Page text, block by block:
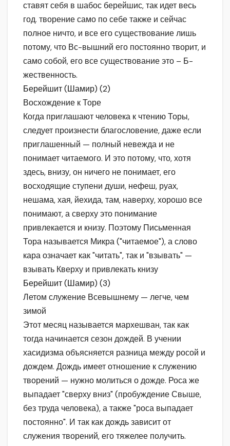
ставят себя в шабос берейшис, так идет весь
год. творение само по себе также и сейчас
полное ничто, и все его существование лишь
потому, что Вс-вышний его постоянно творит, и
само собой, его все существование это – Б-
жественность.
Берейшит (Шамир) (2)
Восхождение к Торе
Когда приглашают человека к чтению Торы,
следует произнести благословение, даже если
приглашенный — полный невежда и не
понимает читаемого. И это потому, что, хотя
здесь, внизу, он ничего не понимает, его
восходящие ступени души, нефеш, руах,
нешама, хая, йехида, там, наверху, хорошо все
понимают, а сверху это понимание
привлекается и книзу. Поэтому Письменная
Тора называется Микра ("читаемое"), а слово
кара означает как "читать", так и "взывать" —
взывать Кверху и привлекать книзу
Берейшит (Шамир) (3)
Летом служение Всевышнему — легче, чем
зимой
Этот месяц называется мархешван, так как
тогда начинается сезон дождей. В учении
хасидизма объясняется разница между росой и
дождем. Дождь имеет отношение к служению
творений — нужно молиться о дожде. Роса же
выпадает "сверху вниз" (пробуждение Свыше,
без труда человека), а также "роса выпадает
постоянно". И так как дождь зависит от
служения творений, его тяжелее получить.